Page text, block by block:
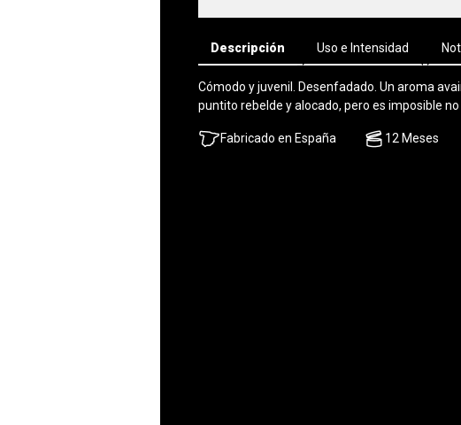
Descripción Uso e Intensidad
Cómodo y juvenil. Desenfadado. Un aroma
puntito rebelde y alocado, pero es imposible
Fabricado en España 12 Meses